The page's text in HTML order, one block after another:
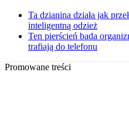
Ta dzianina działa jak
inteligentną odzież
Ten pierścień bada
trafiają do telefonu
Promowane treści